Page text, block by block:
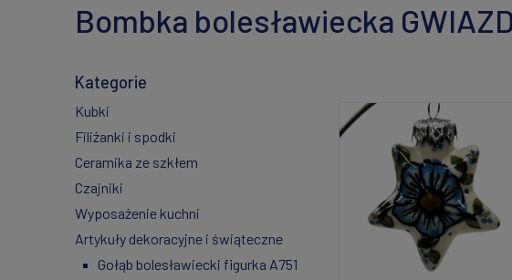
Bombka bolesławiecka
Kategorie
Kubki
Filiżanki i spodki
Ceramika ze szkłem
Czajniki
Wyposażenie kuchni
Artykuły dekoracyjne i świąteczne
Gołąb bolesławiecki figurka A751